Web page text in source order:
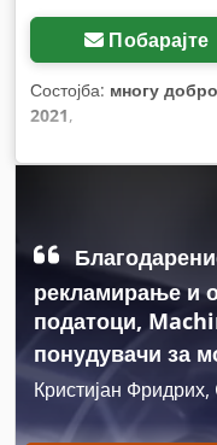
Побарајте
Состојба: многу
2021,
рекламирање и
податоци,
понудувачи за
Кристијан